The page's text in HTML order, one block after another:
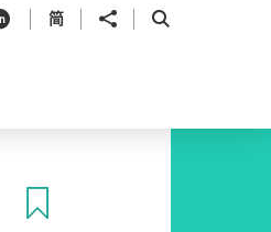
領英 简 分享到 開啟搜尋框